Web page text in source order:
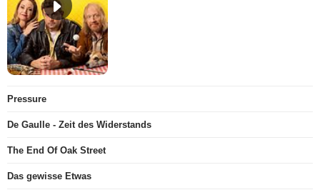
Pressure
De Gaulle - Zeit des Widerstands
The End Of Oak Street
Das gewisse Etwas